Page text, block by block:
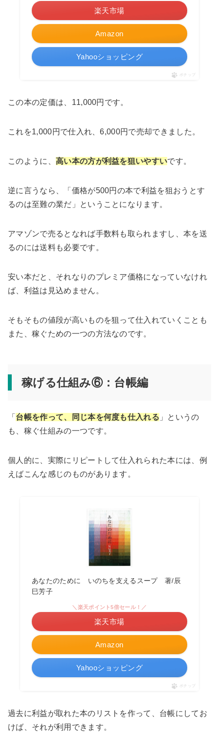
Amazon
楽天市場
Yahooショッピング
ポチップ
この本の定価は、11,000円です。
これを1,000円で仕入れ、6,000円で売却できました。
このように、 高い本の方が利益を狙いやすいです。
逆に言うなら、「価格が500円の本で利益を狙おうとす
るのは至難の業だ」ということになります。
アマゾンで売るとなれば手数料も取られますし、本を送
るのには送料も必要です。
安い本だと、それなりのプレミア価格になっていなけれ
ば、利益は見込めません。
そもそもの値段が高いものを狙って仕入れていくことも
また、稼ぐための一つの方法なのです。
稼げる仕組み⑥：台帳編
「 台帳を作って、同じ本を何度も仕入れる 」というの
も、稼ぐ仕組みの一つです。
個人的に、実際にリピートして仕入れられた本には、例
えばこんな感じのものがあります。
あなたのために いのちを支えるスープ 著/辰
巳芳子
Amazon
＼楽天ポイント5倍セール！／
楽天市場
Yahooショッピング
ポチップ
過去に利益が取れた本のリストを作って、台帳にしてお
けば、それが利用できます。